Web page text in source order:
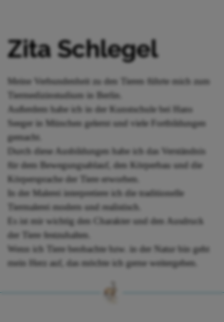
Zita Schlegel
Meine Verbundenheit zu den Tieren führte mich zum
Tiermedizinstudium in Berlin.
Außerdem habe ich in der Kunstschule bei Hans
Seeger in München gelernt und viele Fortbildungen
gemacht.
Durch diese Ausbildungen habe ich das Verständnis
für dem Bewegungsablauf, den Körperbau und die
Körpersprache der Tiere erworben.
In der Malerei interpretiere ich die traditionelle
Tiermalerei modern und realistisch.
Es ist mir wichtig den Charakter und den Ausdruck
der Tiere festzuhalten.
Wenn ich Tiere beobachte bzw. in der Natur bin geht
mein Herz auf, das möchte ich gerne weitergeben.